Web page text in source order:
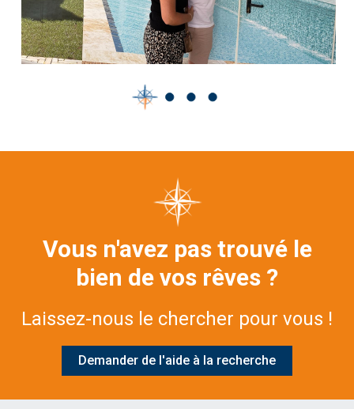
Vous n'avez pas trouvé le
bien de vos rêves ?
Laissez-nous le chercher pour vous !
Demander de l'aide à la recherche